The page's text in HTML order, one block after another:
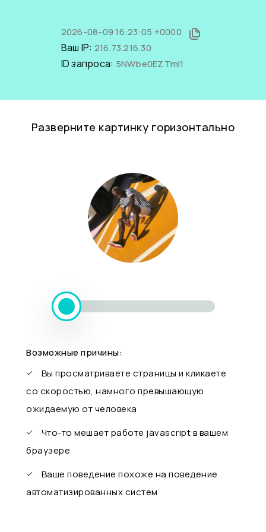
2026-08-09 16:23:05 +0000
Ваш IP: 216.73.216.30
ID запроса: 5NWbe0EZTmI1
Разверните картинку горизонтально
Возможные причины:
Вы просматриваете страницы и кликаете
со скоростью, намного превышающую
ожидаемую от человека
Что-то мешает работе javascript в вашем
браузере
Ваше поведение похоже на поведение
автоматизированных систем